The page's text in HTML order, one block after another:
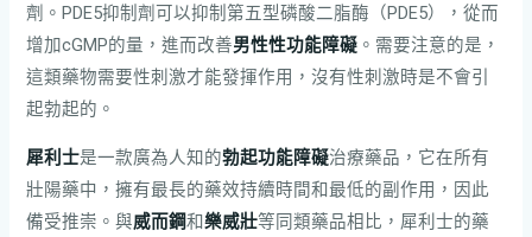
劑。PDE5抑制劑可以抑制第五型磷酸二脂酶（PDE5），從而
增加cGMP的量，進而改善男性性功能障礙 。需要注意的是，
這類藥物需要性刺激才能發揮作用，沒有性刺激時是不會引
起勃起的。
犀利士是一款廣為人知的勃起功能障礙治療藥品，它在所有
壯陽藥中，擁有最長的藥效持續時間和最低的副作用，因此
備受推崇。與威而鋼和樂威壯等同類藥品相比，犀利士的藥